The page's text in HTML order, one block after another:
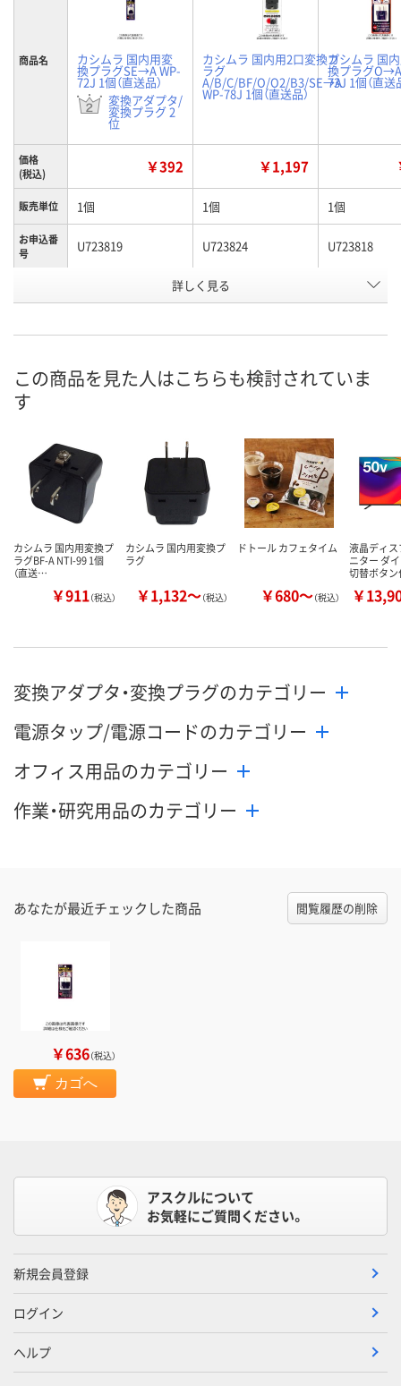
商品名 カシムラ 国内用変
換プラグSE→A WP-
72J 1個（直送品）
変換アダプタ/
変換プラグ 2
位
カシムラ 国内用2口変換プ
ラグ
A/B/C/BF/O/O2/B3/SE→A
WP-78J 1個（直送品）
カシムラ 国
換プラグ
73J 1個（直送
価格
(税込)
￥392 ￥1,197
販売単位 1個 1個 1個
お申込番
号
U723819 U723824 U723818
直送品
詳しく見る
この商品を見た人はこちらも検討されていま
す
カシムラ 国内用変換プ
ラグBF-A NTI-99 1個
（直送…
￥911（税込）
カシムラ 国内用変換プ
ラグ
￥1,132～（税込）
ドトール カフェタイム
￥680～（税込）
液晶ディス
ニター ダ
切替ボタ
￥
変換アダプタ・変換プラグのカテゴリー
電源タップ/電源コードのカテゴリー
オフィス用品のカテゴリー
作業・研究用品のカテゴリー
あなたが最近チェックした商品 閲覧履歴の削除
￥636（税込）
カゴへ
アスクルについて
お気軽にご質問ください。
新規会員登録
ログイン
ヘルプ